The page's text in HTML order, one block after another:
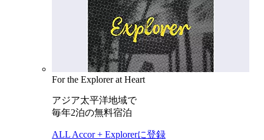
For the Explorer at Heart
アジア太平洋地域で
毎年2泊の無料宿泊
ALL Accor + Explorerに登録